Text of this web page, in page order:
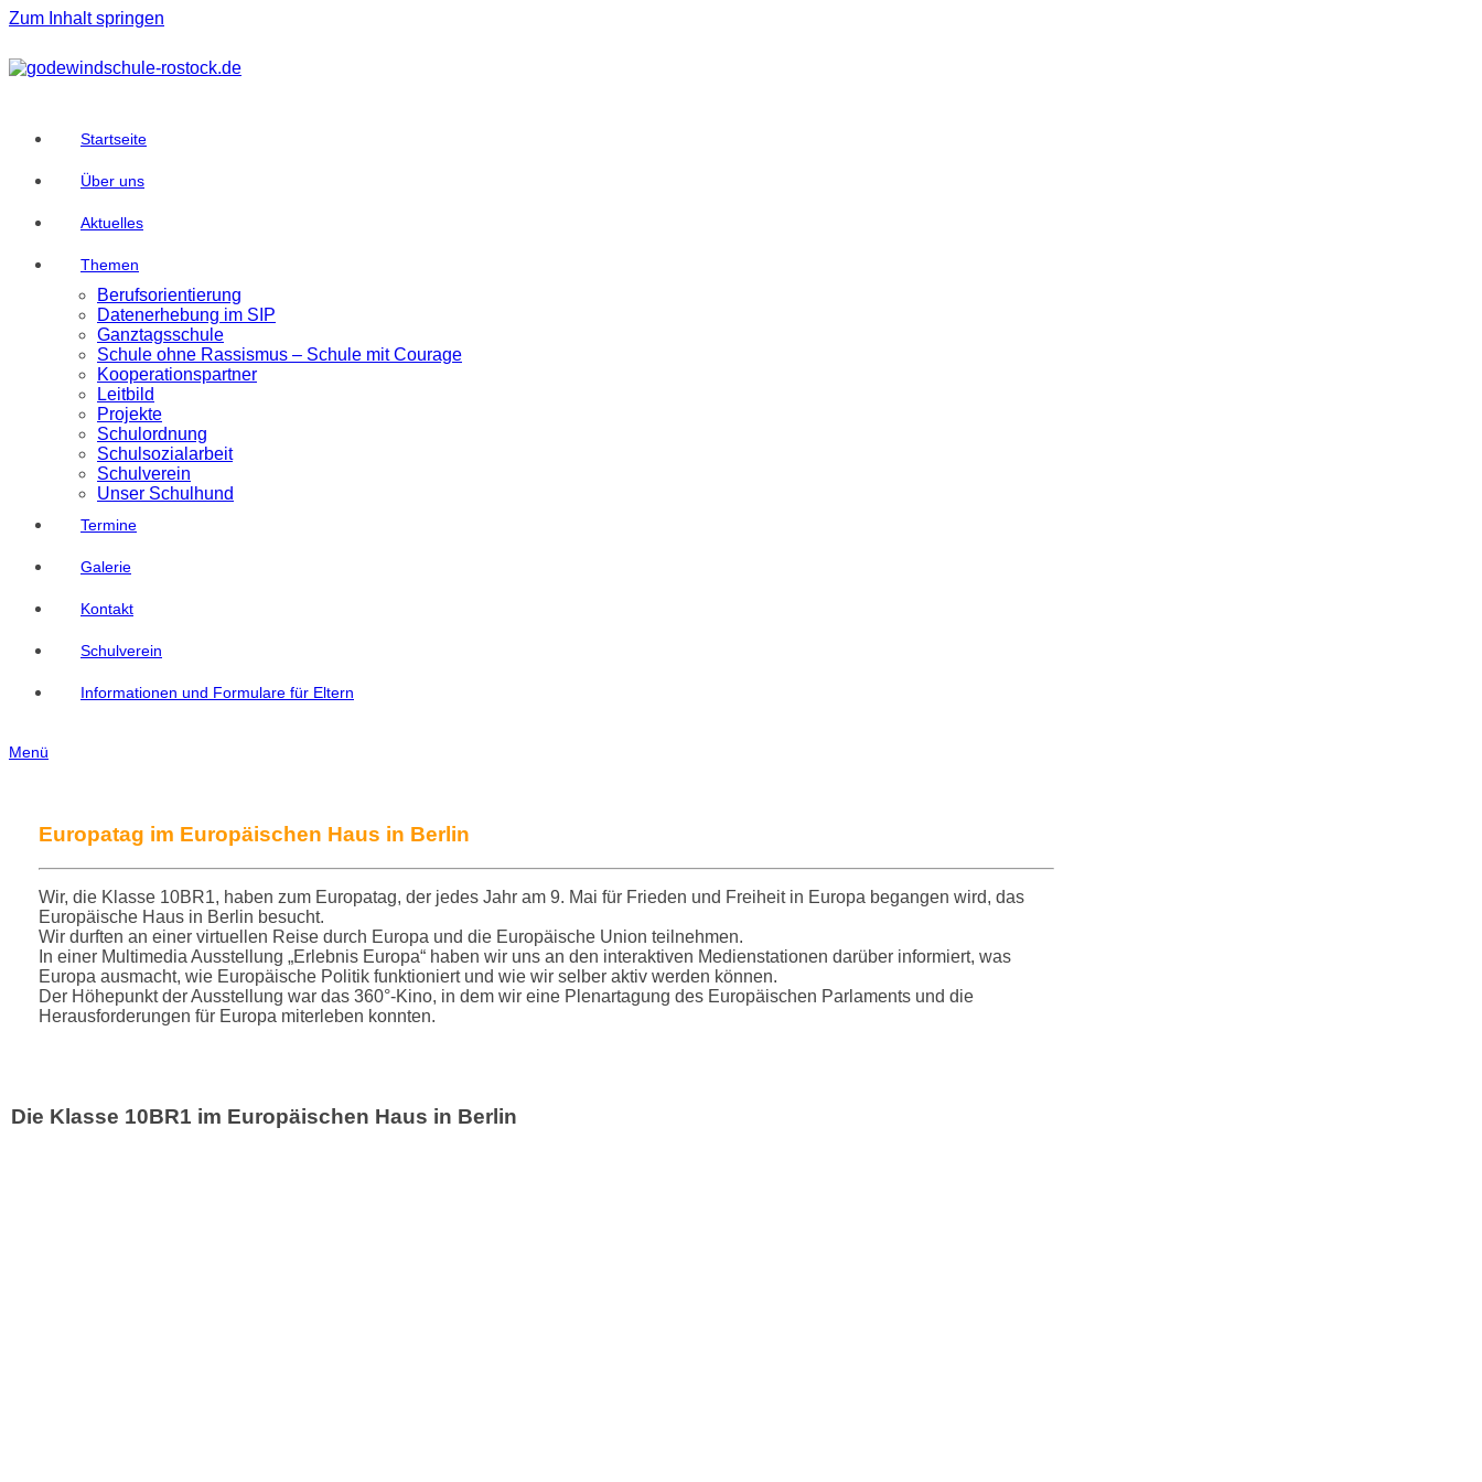
Zum Inhalt springen
Startseite
Über uns
Aktuelles
Themen
Berufsorientierung
Datenerhebung im SIP
Ganztagsschule
Schule ohne Rassismus – Schule mit Courage
Kooperationspartner
Leitbild
Projekte
Schulordnung
Schulsozialarbeit
Schulverein
Unser Schulhund
Termine
Galerie
Kontakt
Schulverein
Informationen und Formulare für Eltern
Menü
Europatag im Europäischen Haus in Berlin
Wir, die Klasse 10BR1, haben zum Europatag, der jedes Jahr am 9. Mai für Frieden und Freiheit in Europa begangen wird, das
Europäische Haus in Berlin besucht.
Wir durften an einer virtuellen Reise durch Europa und die Europäische Union teilnehmen.
In einer Multimedia Ausstellung „Erlebnis Europa“ haben wir uns an den interaktiven Medienstationen darüber informiert, was
Europa ausmacht, wie Europäische Politik funktioniert und wie wir selber aktiv werden können.
Der Höhepunkt der Ausstellung war das 360°-Kino, in dem wir eine Plenartagung des Europäischen Parlaments und die
Herausforderungen für Europa miterleben konnten.
Die Klasse 10BR1 im Europäischen Haus in Berlin